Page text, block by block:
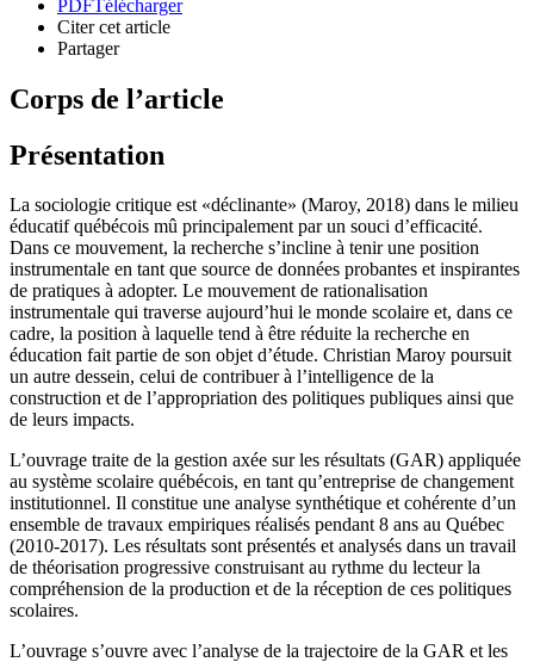
PDFTélécharger
Citer cet article
Partager
Corps de l’article
Présentation
La sociologie critique est «déclinante» (Maroy, 2018) dans le milieu
éducatif québécois mû principalement par un souci d’efficacité.
Dans ce mouvement, la recherche s’incline à tenir une position
instrumentale en tant que source de données probantes et inspirantes
de pratiques à adopter. Le mouvement de rationalisation
instrumentale qui traverse aujourd’hui le monde scolaire et, dans ce
cadre, la position à laquelle tend à être réduite la recherche en
éducation fait partie de son objet d’étude. Christian Maroy poursuit
un autre dessein, celui de contribuer à l’intelligence de la
construction et de l’appropriation des politiques publiques ainsi que
de leurs impacts.
L’ouvrage traite de la gestion axée sur les résultats (GAR) appliquée
au système scolaire québécois, en tant qu’entreprise de changement
institutionnel. Il constitue une analyse synthétique et cohérente d’un
ensemble de travaux empiriques réalisés pendant 8 ans au Québec
(2010-2017). Les résultats sont présentés et analysés dans un travail
de théorisation progressive construisant au rythme du lecteur la
compréhension de la production et de la réception de ces politiques
scolaires.
L’ouvrage s’ouvre avec l’analyse de la trajectoire de la GAR et les